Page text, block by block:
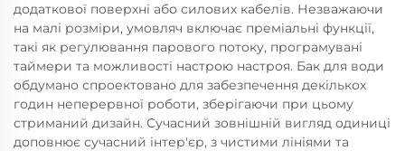
додаткової поверхні або силових кабелів. Незважаючи
на малі розміри, умовляч включає преміальні функції,
такі як регулювання парового потоку, програмувані
таймери та можливості настрою настроя. Бак для води
обдумано спроектовано для забезпечення декількох
годин неперервної роботи, зберігаючи при цьому
стриманий дизайн. Сучасний зовнішній вигляд одиниці
доповнює сучасний інтер'єр, з чистими лініями та